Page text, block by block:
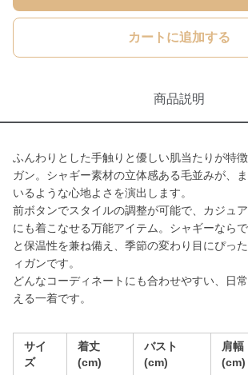
カートに追加する
商品説明
ふんわりとした手触りと優しい肌当たりが特
ガン。シャギー素材の立体感ある毛並みが、
いるような心地よさを演出します。
前ボタンでスタイルの調整が可能で、カジュ
にも着こなせる万能アイテム。シャギーなら
と保温性を兼ね備え、季節の変わり目にぴっ
ィガンです。
どんなコーディネートにも合わせやすい、日
える一着です。
サイ
ズ
着丈
(cm)
バスト
(cm)
肩幅
(cm)